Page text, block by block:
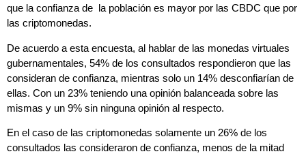
que la confianza de la población es mayor por las CBDC que por
las criptomonedas.
De acuerdo a esta encuesta, al hablar de las monedas virtuales
gubernamentales, 54% de los consultados respondieron que las
consideran de confianza, mientras solo un 14% desconfiarían de
ellas. Con un 23% teniendo una opinión balanceada sobre las
mismas y un 9% sin ninguna opinión al respecto.
En el caso de las criptomonedas solamente un 26% de los
consultados las consideraron de confianza, menos de la mitad